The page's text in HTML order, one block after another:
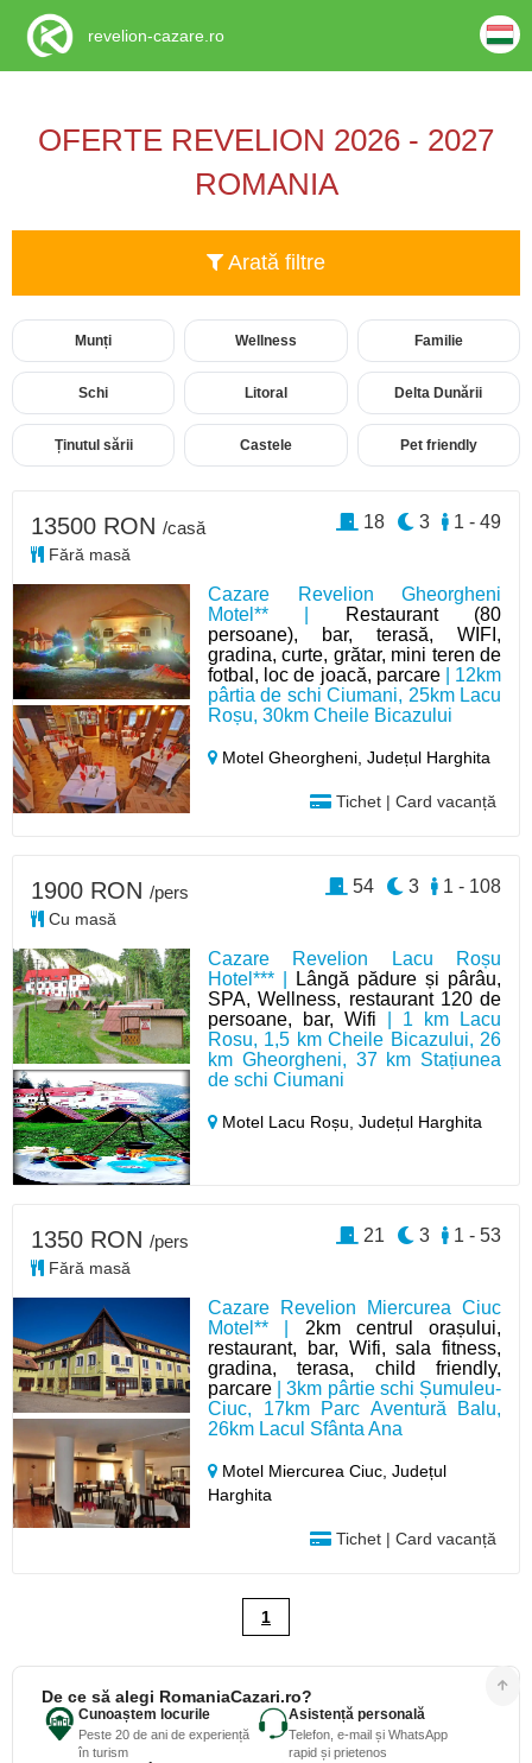
OFERTE REVELION 2026 - 2027
ROMANIA
Arată filtre
Munți Wellness Familie
Schi Litoral Delta Dunării
Ținutul sării Castele Pet friendly
Cazare Revelion Gheorgheni
Motel** |
Restaurant (80
persoane), bar, terasă, WIFI,
gradina, curte, grătar, mini teren de
fotbal, loc de joacă, parcare| 12km
pârtia de schi Ciumani, 25km Lacu
Roșu, 30km Cheile Bicazului
Motel Gheorgheni,Județul Harghita
Tichet | Card vacanță
13500 RON /casă
Fără masă
1 - 49
3
18
Cazare Revelion Lacu Roșu
Hotel*** |
Lângă pădure și pârâu,
SPA, Wellness, restaurant 120 de
persoane, bar, Wifi | 1 km Lacu
Rosu, 1,5 km Cheile Bicazului, 26
km Gheorgheni, 37 km Stațiunea
de schi Ciumani
Motel Lacu Roșu,Județul Harghita
1900 RON /pers
Cu masă
1 - 108
3
54
Cazare Revelion Miercurea Ciuc
Motel** | 2km centrul orașului,
restaurant, bar, Wifi, sala fitness,
gradina, terasa, child friendly,
parcare | 3km pârtie schi Șumuleu-
Ciuc, 17km Parc Aventură Balu,
26km Lacul Sfânta Ana
Motel Miercurea Ciuc,Județul
Harghita
Tichet | Card vacanță
1350 RON /pers
Fără masă
1 - 53
3
21
1
De ce să alegi RomaniaCazari.ro?
Cunoaștem locurile
Peste 20 de ani de experiență
în turism
Asistență personală
Telefon, e-mail și WhatsApp
rapid și prietenos
revelion-cazare.ro